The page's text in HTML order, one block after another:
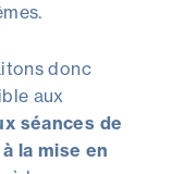
donc
aux
séances de
à la mise en